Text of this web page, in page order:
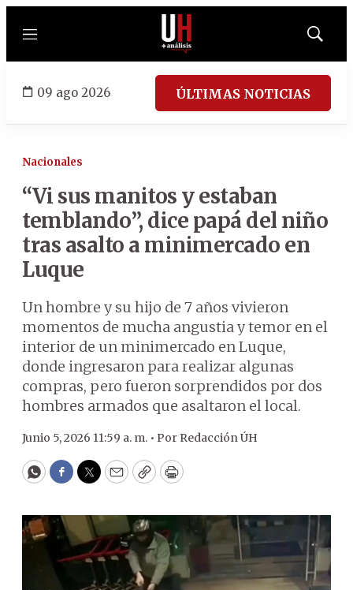
Menú
Mostrar
09 ago 2026 ÚLTIMAS NOTICIAS
Nacionales
“Vi sus manitos y estaban
temblando”, dice papá del niño
tras asalto a minimercado en
Luque
Un hombre y su hijo de 7 años vivieron
momentos de mucha angustia y temor en el
interior de un minimercado en Luque,
donde ingresaron para realizar algunas
compras, pero fueron sorprendidos por dos
hombres armados que asaltaron el local.
Junio 5, 2026 11:59 a. m. • Por Redacción ÚH
WhatsApp
Facebook
Twitter
EmailCopyPrint